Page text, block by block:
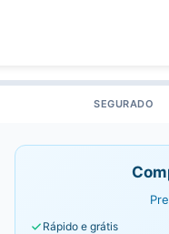
SEGURADO
Rápido e grátis